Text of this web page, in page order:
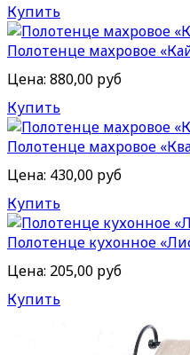
Купить
Полотенце махровое
Цена: 880,00 руб
Купить
Полотенце махровое
Цена: 430,00 руб
Купить
Полотенце кухонное
Цена: 205,00 руб
Купить